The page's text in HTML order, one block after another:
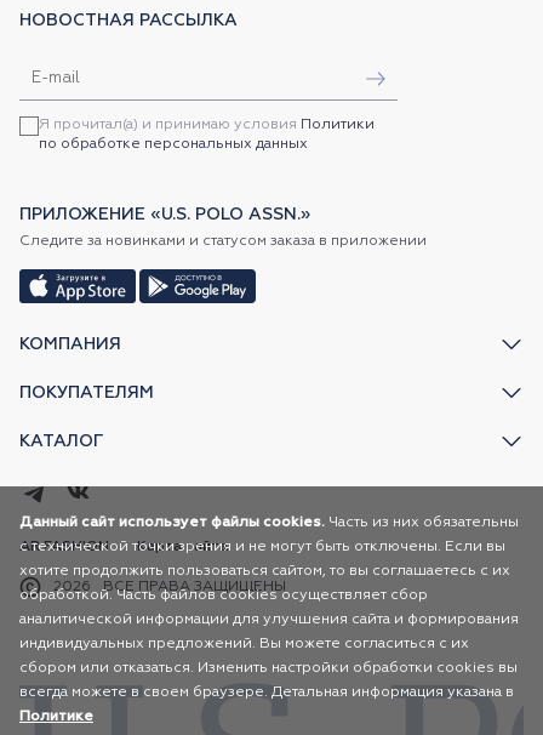
КОМПАНИЯ
ПОКУПАТЕЛЯМ
КАТАЛОГ
НОВОСТНАЯ РАССЫЛКА
Я прочитал(а) и принимаю условия Политики
по обработке персональных данных
ПРИЛОЖЕНИЕ «U.S. POLO ASSN.»
Следите за новинками и статусом заказа в приложении
2026 ВСЕ ПРАВА ЗАЩИЩЕНЫ
AR FASHION Карта сайта
Данный сайт использует файлы cookies. Часть из них обязательны
с технической точки зрения и не могут быть отключены. Если вы
хотите продолжить пользоваться сайтом, то вы соглашаетесь с их
обработкой. Часть файлов cookies осуществляет сбор
аналитической информации для улучшения сайта и формирования
индивидуальных предложений. Вы можете согласиться с их
сбором или отказаться. Изменить настройки обработки cookies вы
всегда можете в своем браузере. Детальная информация указана в
Политике